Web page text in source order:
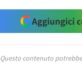
Aggiungici
Questo contenuto